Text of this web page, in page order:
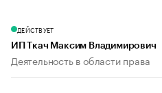
ДЕЙСТВУЕТ
ИП Ткач Максим Владимирович
Деятельность в области права